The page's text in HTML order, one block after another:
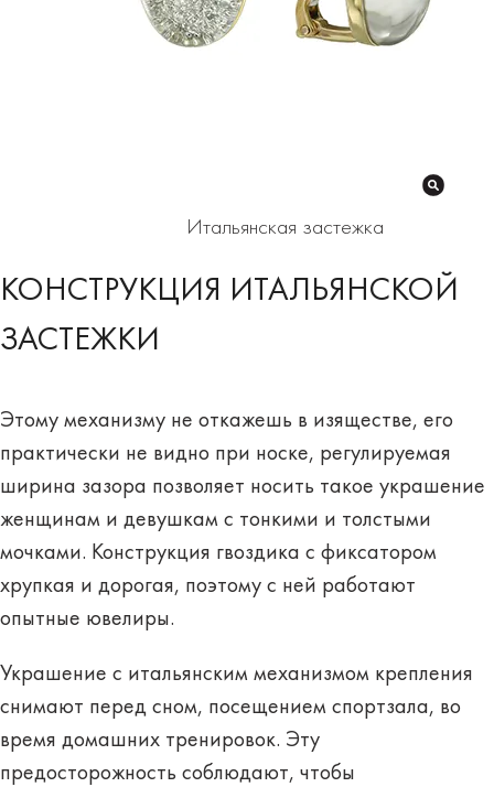
Итальянская застежка
КОНСТРУКЦИЯ ИТАЛЬЯНСКОЙ
ЗАСТЕЖКИ
Этому механизму не откажешь в изяществе, его
практически не видно при носке, регулируемая
ширина зазора позволяет носить такое украшение
женщинам и девушкам с тонкими и толстыми
мочками. Конструкция гвоздика с фиксатором
хрупкая и дорогая, поэтому с ней работают
опытные ювелиры.
Украшение с итальянским механизмом крепления
снимают перед сном, посещением спортзала, во
время домашних тренировок. Эту
предосторожность соблюдают, чтобы